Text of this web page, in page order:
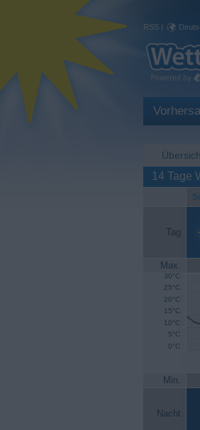
RSS |
14 Tage
Tag
Max.
0°C
5°C
10°C
15°C
20°C
25°C
30°C
Min.
Nacht